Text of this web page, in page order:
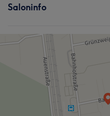
Saloninfo